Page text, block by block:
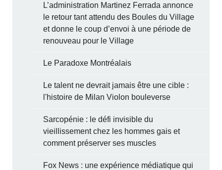
L’administration Martinez Ferrada annonce
le retour tant attendu des Boules du Village
et donne le coup d’envoi à une période de
renouveau pour le Village
Le Paradoxe Montréalais
Le talent ne devrait jamais être une cible :
l'histoire de Milan Violon bouleverse
Sarcopénie : le défi invisible du
vieillissement chez les hommes gais et
comment préserver ses muscles
Fox News : une expérience médiatique qui